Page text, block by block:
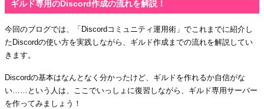
ギルド専用のDiscord作成の流れを解説！
今回のブログでは、「Discordコミュニティ運用術」でこれまでに紹介し
たDiscordの使い方を実践しながら、ギルド作成までの流れを解説してい
きます。
Discordの基本はなんとなく分かったけど、ギルドを作れるか自信がな
い……という人は、ここでいっしょに復習しながら、ギルド専用サーバー
を作ってみましょう！